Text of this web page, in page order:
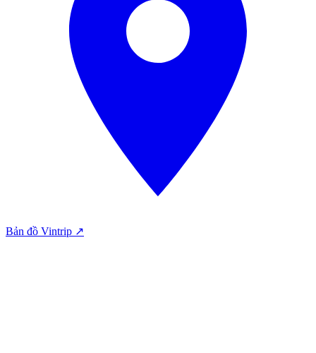
Bản đồ Vintrip ↗